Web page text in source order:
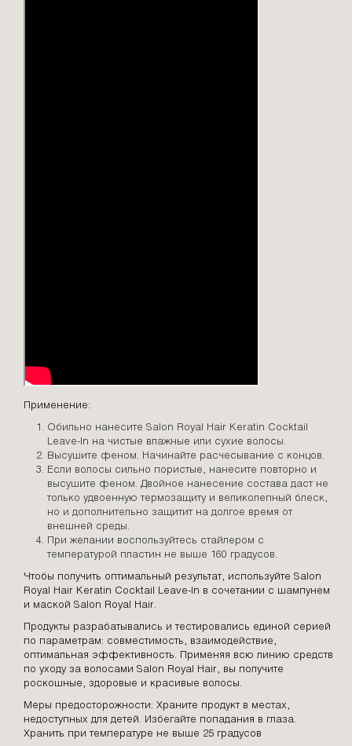
Применение:
Обильно нанесите Salon Royal Hair Keratin Cocktail
Leave-In на чистые влажные или сухие волосы.
Высушите феном. Начинайте расчесывание с концов.
Если волосы сильно пористые, нанесите повторно и
высушите феном. Двойное нанесение состава даст не
только удвоенную термозащиту и великолепный блеск,
но и дополнительно защитит на долгое время от
внешней среды.
При желании воспользуйтесь стайлером с
температурой пластин не выше 160 градусов.
Чтобы получить оптимальный результат, используйте Salon
Royal Hair Keratin Cocktail Leave-In в сочетании с шампунем
и маской Salon Royal Hair.
Продукты разрабатывались и тестировались единой серией
по параметрам: совместимость, взаимодействие,
оптимальная эффективность. Применяя всю линию средств
по уходу за волосами Salon Royal Hair, вы получите
роскошные, здоровые и красивые волосы.
Меры предосторожности: Храните продукт в местах,
недоступных для детей. Избегайте попадания в глаза.
Хранить при температуре не выше 25 градусов